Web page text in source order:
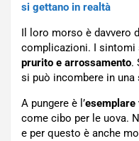
si gettano in realtà
Il loro morso è
complicazioni. I sintomi
prurito e arrossamento.
si può incombere in una
A pungere è l’esemplare
come cibo per le uova.
e per questo è anche